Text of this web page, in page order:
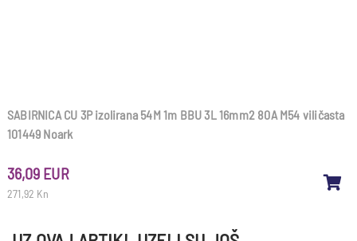
SABIRNICA CU 3P izolirana 54M 1m BBU 3L 16mm2 80A M54 viličasta
101449 Noark
271,92 Kn
36,09 EUR